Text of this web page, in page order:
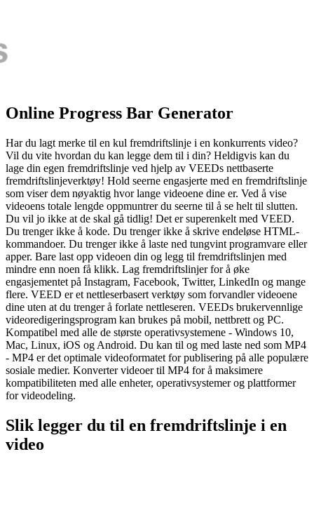
Online Progress Bar Generator
Har du lagt merke til en kul fremdriftslinje i en konkurrents video?
Vil du vite hvordan du kan legge dem til i din? Heldigvis kan du
lage din egen fremdriftslinje ved hjelp av VEEDs nettbaserte
fremdriftslinjeverktøy! Hold seerne engasjerte med en fremdriftslinje
som viser dem nøyaktig hvor lange videoene dine er. Ved å vise
videoens totale lengde oppmuntrer du seerne til å se helt til slutten.
Du vil jo ikke at de skal gå tidlig! Det er superenkelt med VEED.
Du trenger ikke å kode. Du trenger ikke å skrive endeløse HTML-
kommandoer. Du trenger ikke å laste ned tungvint programvare eller
apper. Bare last opp videoen din og legg til fremdriftslinjen med
mindre enn noen få klikk. Lag fremdriftslinjer for å øke
engasjementet på Instagram, Facebook, Twitter, LinkedIn og mange
flere. VEED er et nettleserbasert verktøy som forvandler videoene
dine uten at du trenger å forlate nettleseren. VEEDs brukervennlige
videoredigeringsprogram kan brukes på mobil, nettbrett og PC.
Kompatibel med alle de største operativsystemene - Windows 10,
Mac, Linux, iOS og Android. Du kan til og med laste ned som MP4
- MP4 er det optimale videoformatet for publisering på alle populære
sosiale medier. Konverter videoer til MP4 for å maksimere
kompatibiliteten med alle enheter, operativsystemer og plattformer
for videodeling.
Slik legger du til en fremdriftslinje i en
video